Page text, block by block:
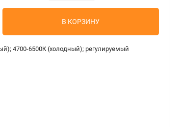
4700-6500К (холодный); регулируемый
В КОРЗИНУ